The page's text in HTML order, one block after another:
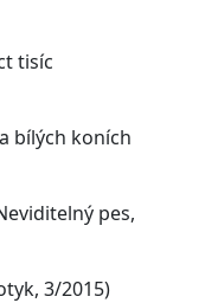
tisíc
bílých koních
pes,
3/2015)